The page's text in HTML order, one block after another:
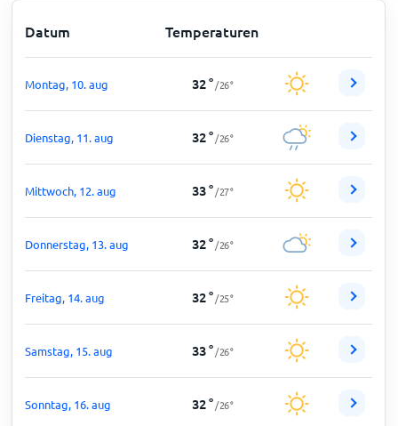
Datum Temperaturen
Montag, 10. aug 32° /26°
Dienstag, 11. aug 32° /26°
Mittwoch, 12. aug 33° /27°
Donnerstag, 13. aug 32° /26°
Freitag, 14. aug 32° /25°
Samstag, 15. aug 33° /26°
Sonntag, 16. aug 32° /26°